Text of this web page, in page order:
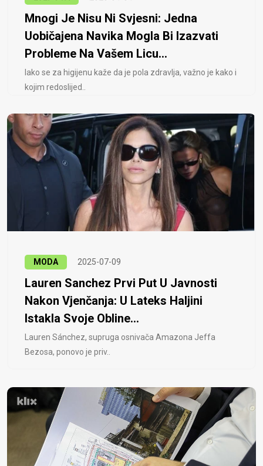
Mnogi Je Nisu Ni Svjesni: Jedna
Uobičajena Navika Mogla Bi Izazvati
Probleme Na Vašem Licu...
Iako se za higijenu kaže da je pola zdravlja, važno je kako i
kojim redoslijed..
MODA 2025-07-09
Lauren Sanchez Prvi Put U Javnosti
Nakon Vjenčanja: U Lateks Haljini
Istakla Svoje Obline...
Lauren Sánchez, supruga osnivača Amazona Jeffa
Bezosa, ponovo je priv..